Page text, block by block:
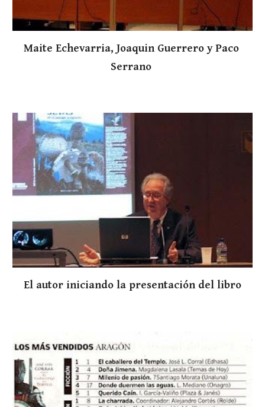
Maite Echevarria, Joaquin Guerrero y Paco
Serrano
El autor iniciando la presentación del libro